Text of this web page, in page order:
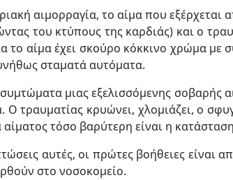
αιμορραγία, το αίμα που εξέρχεται
του κτύπους της καρδιάς) και ο
το αίμα έχει σκούρο κόκκινο χρώμα με
σταματά αυτόματα.
μιας εξελισσόμενης σοβαρής
Ο τραυματίας κρυώνει, χλομιάζει, ο
τόσο βαρύτερη είναι η
αυτές, οι πρώτες βοήθειες είναι
στο νοσοκομείο.